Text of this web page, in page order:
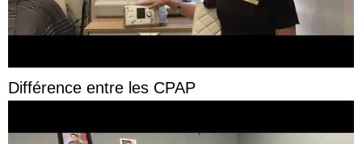
Différence entre les CPAP